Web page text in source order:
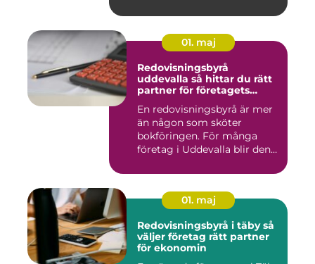
01. maj
Redovisningsbyrå
uddevalla så hittar du rätt
partner för företagets
En redovisningsbyrå är mer
än någon som sköter
bokföringen. För många
företag i Uddevalla blir den
01. maj
Redovisningsbyrå i täby så
väljer företag rätt partner
för ekonomin